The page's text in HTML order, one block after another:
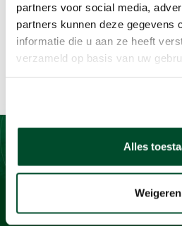
partners voor social media,
partners kunnen deze gegevens
informatie die u aan ze heeft
verzameld op basis van uw
Alles
Weigeren
Contact
BaSystemen
Protonstraat